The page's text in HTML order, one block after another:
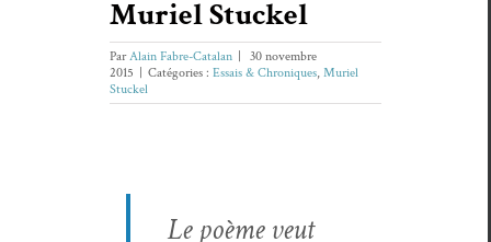
Muriel Stuckel
ParAlain Fabre-Catalan
30 novembre
2015
Catégories : Essais & Chroniques, Muriel
Stuckel
Le poème veut